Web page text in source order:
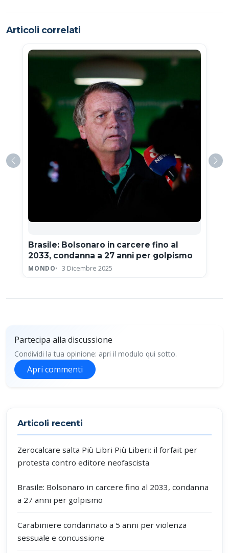
Articoli correlati
Brasile: Bolsonaro in carcere fino al
2033, condanna a 27 anni per golpismo
MONDO 3 Dicembre 2025
Partecipa alla discussione
Condividi la tua opinione: apri il modulo qui sotto.
Apri commenti
Articoli recenti
Zerocalcare salta Più Libri Più Liberi: il forfait per
protesta contro editore neofascista
Brasile: Bolsonaro in carcere fino al 2033, condanna
a 27 anni per golpismo
Carabiniere condannato a 5 anni per violenza
sessuale e concussione